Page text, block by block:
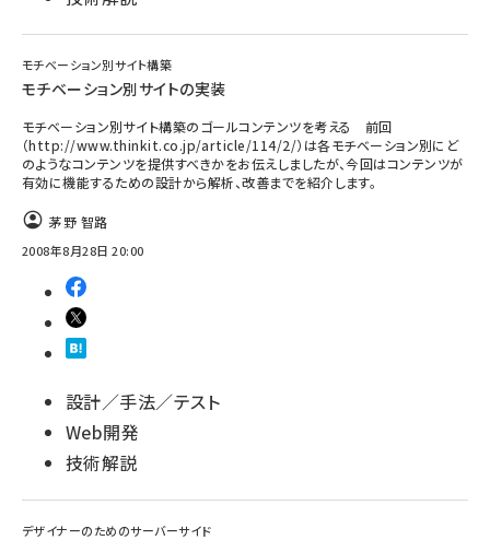
モチベーション別サイト構築
モチベーション別サイトの実装
モチベーション別サイト構築のゴールコンテンツを考える 前回
（http://www.thinkit.co.jp/article/114/2/）は各モチベーション別にど
のようなコンテンツを提供すべきかをお伝えしましたが、今回はコンテンツが
有効に機能するための設計から解析、改善までを紹介します。
茅野 智路
2008年8月28日 20:00
設計／手法／テスト
Web開発
技術解説
デザイナーのためのサーバーサイド